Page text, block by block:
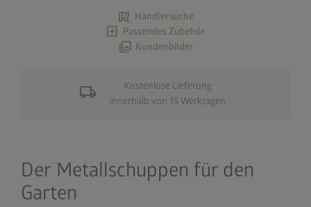
map_search Händlersuche
add_box Passendes Zubehör
photo_library Kundenbilder
local_shipping
Kostenlose Lieferung
innerhalb von 15 Werktagen
Der Metallschuppen für den
Garten